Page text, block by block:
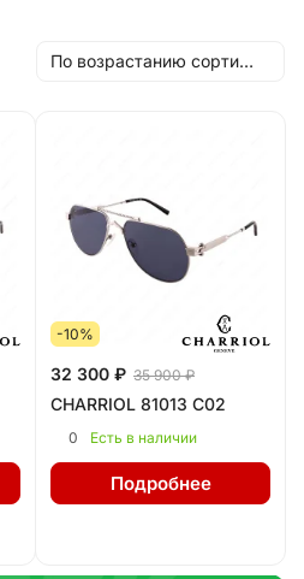
По возрастанию сортировки
-10%
32 300 ₽ 35 900 ₽
CHARRIOL 81013 C02
0 Есть в наличии
Подробнее